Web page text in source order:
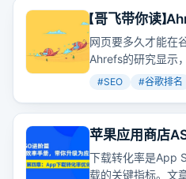
【哥飞带你读】
开始算起拿到
网页要多久才能在
Ahrefs的研究显示
有超过两年的历
实，专注于新出现
新词最快一周就能
#SEO #谷歌排名
苹果应用商店
率？如何提高
篇四）
下载转化率是App
载的关键指标。文